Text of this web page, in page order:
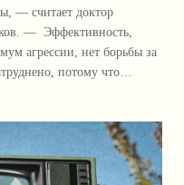
— считает доктор
— Эффективность,
агрессии, нет борьбы за
потому что…